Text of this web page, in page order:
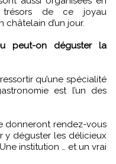
de ce joyau
châtelain d’un jour.
peut-on déguster la
qu’une spécialité
est l’un des
donneront rendez-vous
y déguster les délicieux
institution … et un vrai